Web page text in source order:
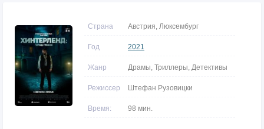
Страна Австрия, Люксембург
Год 2021
Жанр Драмы, Триллеры, Детективы
Режиссер Штефан Рузовицки
Время: 98 мин.